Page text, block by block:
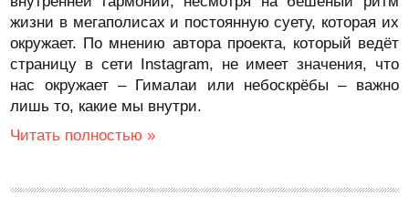
жизни в мегаполисах и постоянную суету, которая их
окружает. По мнению автора проекта, который ведёт
страницу в сети Instagram, не имеет значения, что
нас окружает – Гималаи или небоскрёбы – важно
лишь то, какие мы внутри.
Читать полностью »